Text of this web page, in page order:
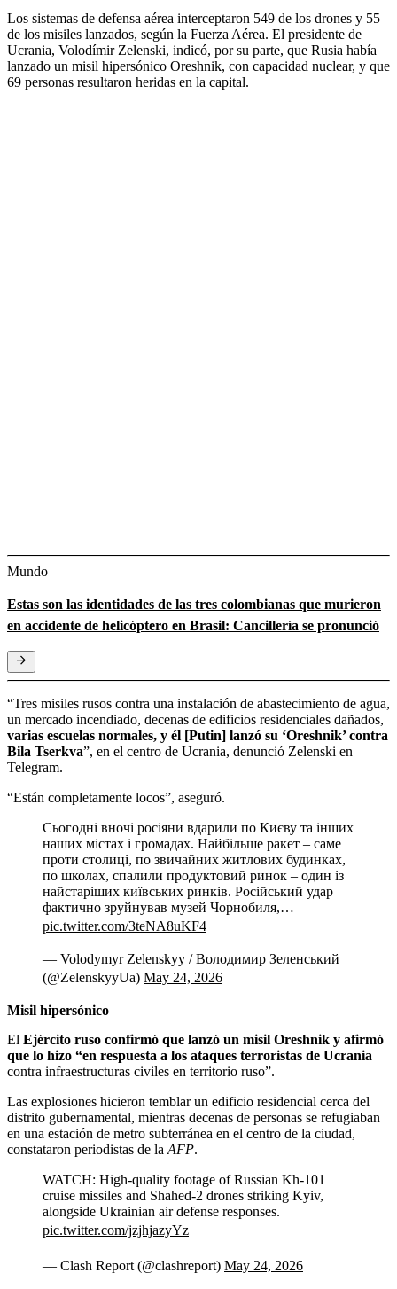
Los sistemas de defensa aérea interceptaron 549 de los drones y 55
de los misiles lanzados, según la Fuerza Aérea. El presidente de
Ucrania, Volodímir Zelenski, indicó, por su parte, que Rusia había
lanzado un misil hipersónico Oreshnik, con capacidad nuclear, y que
69 personas resultaron heridas en la capital.
Mundo
Estas son las identidades de las tres colombianas que murieron
en accidente de helicóptero en Brasil: Cancillería se pronunció
“Tres misiles rusos contra una instalación de abastecimiento de agua,
un mercado incendiado, decenas de edificios residenciales dañados,
varias escuelas normales, y él [Putin] lanzó su ‘Oreshnik’ contra
Bila Tserkva”, en el centro de Ucrania, denunció Zelenski en
Telegram.
“Están completamente locos”, aseguró.
Сьогодні вночі росіяни вдарили по Києву та інших
наших містах і громадах. Найбільше ракет – саме
проти столиці, по звичайних житлових будинках,
по школах, спалили продуктовий ринок – один із
найстаріших київських ринків. Російський удар
фактично зруйнував музей Чорнобиля,…
pic.twitter.com/3teNA8uKF4
— Volodymyr Zelenskyy / Володимир Зеленський
(@ZelenskyyUa) May 24, 2026
Misil hipersónico
El Ejército ruso confirmó que lanzó un misil Oreshnik y afirmó
que lo hizo “en respuesta a los ataques terroristas de Ucrania
contra infraestructuras civiles en territorio ruso”.
Las explosiones hicieron temblar un edificio residencial cerca del
distrito gubernamental, mientras decenas de personas se refugiaban
en una estación de metro subterránea en el centro de la ciudad,
constataron periodistas de la AFP.
WATCH: High-quality footage of Russian Kh-101
cruise missiles and Shahed-2 drones striking Kyiv,
alongside Ukrainian air defense responses.
pic.twitter.com/jzjhjazyYz
— Clash Report (@clashreport) May 24, 2026